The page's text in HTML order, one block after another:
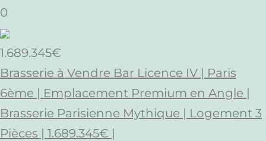
0
1.689.345€
Brasserie à Vendre Bar Licence IV | Paris
6ème | Emplacement Premium en Angle |
Brasserie Parisienne Mythique | Logement 3
Pièces | 1.689.345€ |